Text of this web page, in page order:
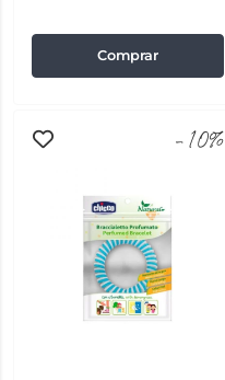
Comprar
-10%